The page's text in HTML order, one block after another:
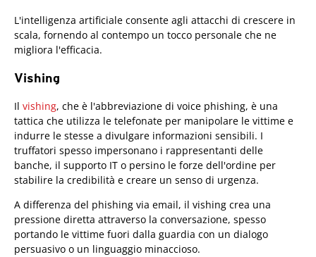
L'intelligenza artificiale consente agli attacchi di crescere in
scala, fornendo al contempo un tocco personale che ne
migliora l'efficacia.
Vishing
Il vishing, che è l'abbreviazione di voice phishing, è una
tattica che utilizza le telefonate per manipolare le vittime e
indurre le stesse a divulgare informazioni sensibili. I
truffatori spesso impersonano i rappresentanti delle
banche, il supporto IT o persino le forze dell'ordine per
stabilire la credibilità e creare un senso di urgenza.
A differenza del phishing via email, il vishing crea una
pressione diretta attraverso la conversazione, spesso
portando le vittime fuori dalla guardia con un dialogo
persuasivo o un linguaggio minaccioso.